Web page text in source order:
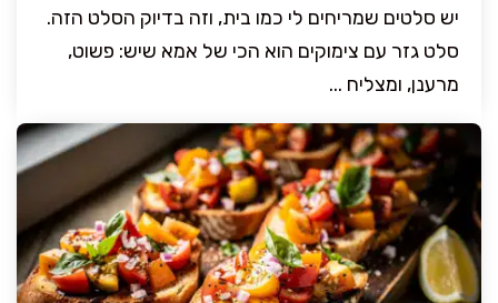
יש סלטים שמריחים לי כמו בית, וזה בדיוק הסלט הזה.
סלט גזר עם צימוקים הוא הכי של אמא שיש: פשוט,
מרענן, ומצליח ...